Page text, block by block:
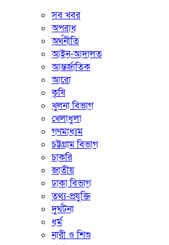
সব খবর
অপরাধ
অর্থনীতি
আইন-আদালত
আন্তর্জাতিক
আরো
কৃষি
খুলনা বিভাগ
খেলাধুলা
গণমাধ্যম
চট্টগ্রাম বিভাগ
চাকরি
জাতীয়
ঢাকা বিভাগ
তথ্য-প্রযুক্তি
দুর্ঘটনা
ধর্ম
নারী ও শিশু